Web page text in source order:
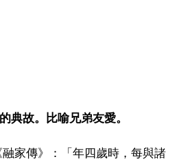
典故。比喻兄弟友愛。
家傳》：「年四歲時，每與諸